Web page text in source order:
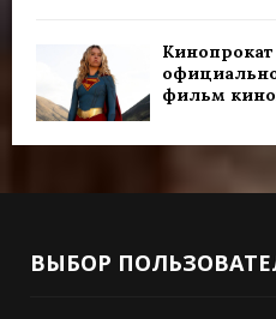
фильм
ВЫБОР